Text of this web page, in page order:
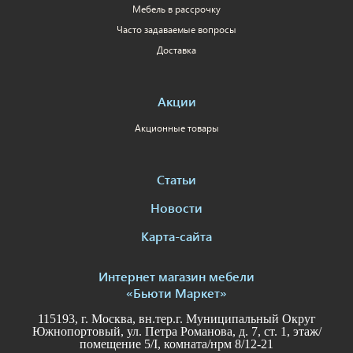
Мебель в рассрочку
Часто задаваемые вопросы
Доставка
Акции
Акционные товары
Статьи
Новости
Карта-сайта
Интернет магазин мебели
«Бьюти Маркет»
115193, г. Москва, вн.тер.г. Муниципальный Округ
Южнопортовый, ул. Петра Романова, д. 7, ст. 1, этаж/
помещение 5/I, комната/нрм 8/12-21